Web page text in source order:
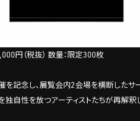
円（税抜） 数量：限定300枚
記念し、展覧会内2会場を横断したサ
独自性を放つアーティストたちが再解釈